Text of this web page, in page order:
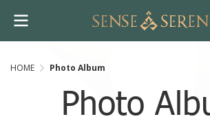
HOME Photo Album
Photo